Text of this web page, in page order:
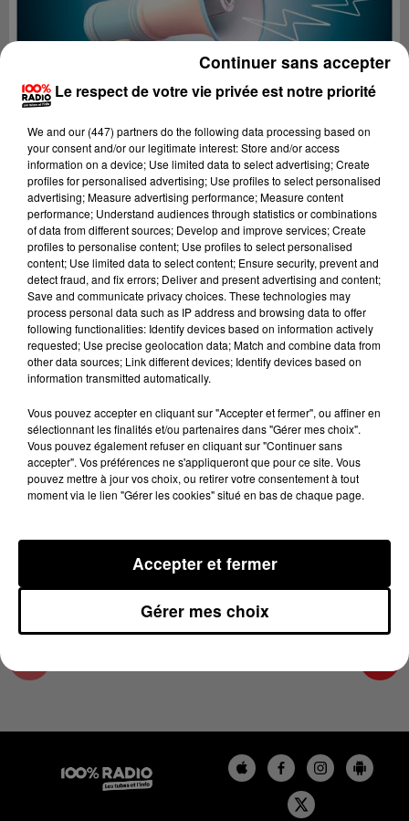
Lecture (4 min 11 sec)
100%
100% Radio les infos du Comminges
5 décembre 2023 - 4 min 11 sec
LES INFOS DU COMMINGES DU 05/12/2023 À
17H00
Podcast infos du Comminges
Le respect de votre vie privée est notre priorité
We and our (447) partnersdo the following data processing based on
your consent and/or our legitimate interest: Store and/or access
information on a device; Use limited data to select advertising; Create
profiles for personalised advertising; Use profiles to select personalised
advertising; Measure advertising performance; Measure content
performance; Understand audiences through statistics or combinations
of data from different sources; Develop and improve services; Create
profiles to personalise content; Use profiles to select personalised
content; Use limited data to select content; Ensure security, prevent and
detect fraud, and fix errors; Deliver and present advertising and content;
Save and communicate privacy choices. These technologies may
process personal data such as IP address and browsing data to offer
following functionalities: Identify devices based on information actively
requested; Use precise geolocation data; Match and combine data from
other data sources; Link different devices; Identify devices based on
information transmitted automatically.
Vous pouvez accepter en cliquant sur "Accepter et fermer", ou affiner en
sélectionnant les finalités et/ou partenaires dans "Gérer mes choix".
Vous pouvez également refuser en cliquant sur "Continuer sans
accepter". Vos préférences ne s'appliqueront que pour ce site. Vous
pouvez mettre à jour vos choix, ou retirer votre consentement à tout
moment via le lien "Gérer les cookies" situé en bas de chaque page.
Gérer mes choix
Accepter et fermer
Continuer sans accepter